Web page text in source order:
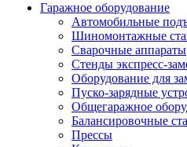
Гаражное оборудование
Автомобильные
Шиномонтажные
Сварочные аппараты
Стенды экспресс-
Оборудование для
Пуско-зарядные
Общегаражное
Балансировочные
Прессы